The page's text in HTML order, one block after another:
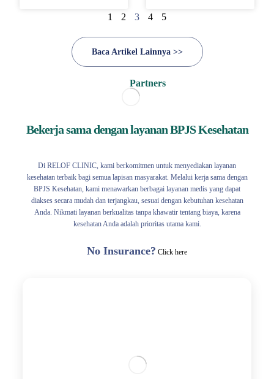
1 2 3 4 5
Baca Artikel Lainnya >>
Partners
Bekerja sama dengan layanan BPJS Kesehatan
Di RELOF CLINIC, kami berkomitmen untuk menyediakan layanan
kesehatan terbaik bagi semua lapisan masyarakat. Melalui kerja sama dengan
BPJS Kesehatan, kami menawarkan berbagai layanan medis yang dapat
diakses secara mudah dan terjangkau, sesuai dengan kebutuhan kesehatan
Anda. Nikmati layanan berkualitas tanpa khawatir tentang biaya, karena
kesehatan Anda adalah prioritas utama kami.
No Insurance? Click here